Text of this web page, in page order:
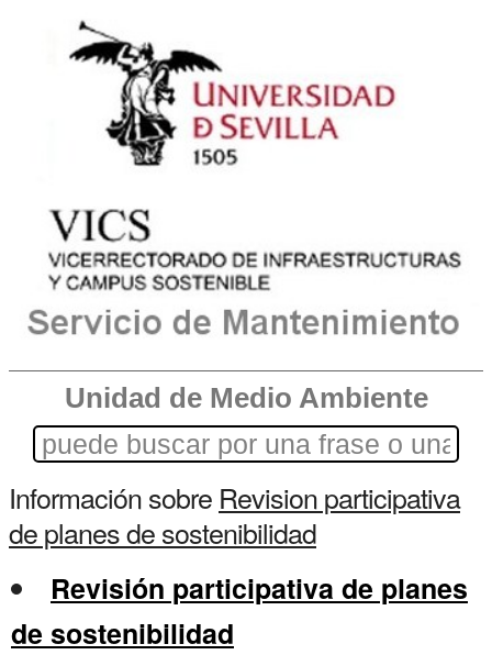
Unidad de Medio Ambiente
Información sobre Revision participativa
de planes de sostenibilidad
Revisión participativa de planes
de sostenibilidad